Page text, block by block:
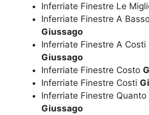
Inferriate Finestre Le
Inferriate Finestre A
Giussago
Inferriate Finestre A Costi
Giussago
Inferriate Finestre Costo
Inferriate Finestre Costi
Inferriate Finestre Quanto
Giussago